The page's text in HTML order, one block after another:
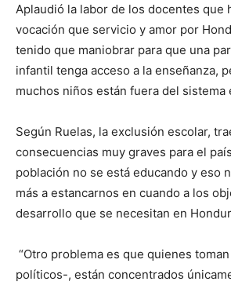
Aplaudió la labor de los docentes que
vocación que servicio y amor por
tenido que maniobrar para que una
infantil tenga acceso a la enseñanza,
muchos niños están fuera del sistema
Según Ruelas, la exclusión escolar,
consecuencias muy graves para el
población no se está educando y eso
más a estancarnos en cuando a los
desarrollo que se necesitan en
“Otro problema es que quienes
políticos-, están concentrados